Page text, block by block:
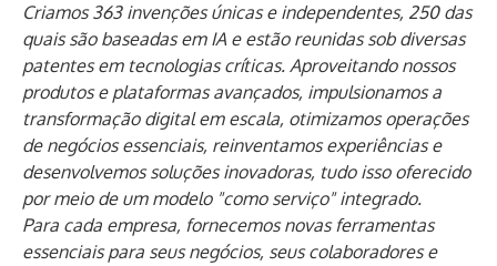
Criamos 363 invenções únicas e independentes, 250 das
quais são baseadas em IA e estão reunidas sob diversas
patentes em tecnologias críticas. Aproveitando nossos
produtos e plataformas avançados, impulsionamos a
transformação digital em escala, otimizamos operações
de negócios essenciais, reinventamos experiências e
desenvolvemos soluções inovadoras, tudo isso oferecido
por meio de um modelo "como serviço" integrado.
Para cada empresa, fornecemos novas ferramentas
essenciais para seus negócios, seus colaboradores e